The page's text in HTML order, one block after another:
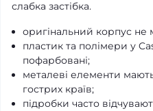
слабка застібка.
оригінальний корпус не
пластик та полімери у
пофарбовані;
металеві елементи
гострих країв;
підробки часто